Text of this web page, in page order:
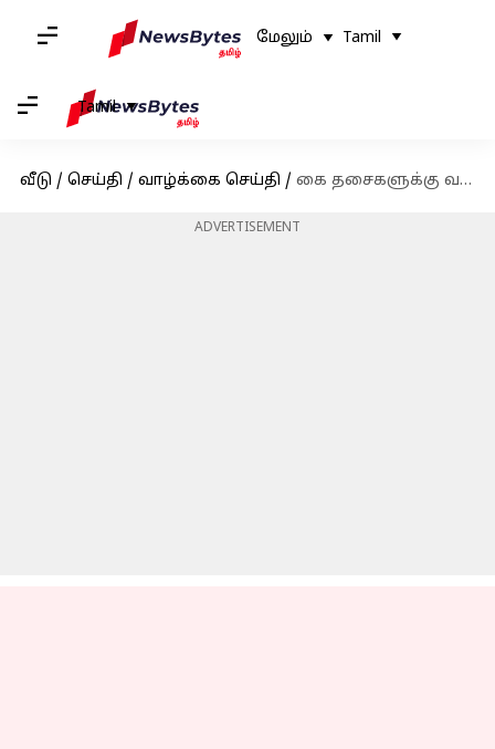
மேலும் Tamil
Tamil
வீடு / செய்தி / வாழ்க்கை செய்தி / கை தசைகளுக்கு வலுவூட்டும் ராக் கிளைம்பிங் மற்றும் கேனோயிங் - ஒரு பார்வை!
ADVERTISEMENT